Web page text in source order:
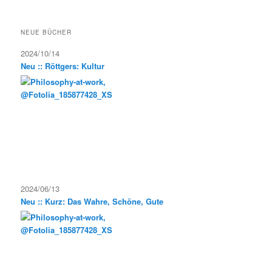
NEUE BÜCHER
2024/10/14
Neu :: Röttgers: Kultur
2024/06/13
Neu :: Kurz: Das Wahre, Schöne, Gute